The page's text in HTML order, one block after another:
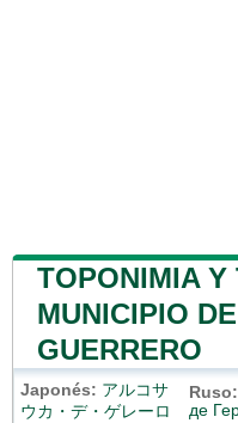
TOPONIMIA Y
MUNICIPIO
GUERRERO
Japonés: アルコサ
ウカ・デ・ゲレーロ
Ruso:
де